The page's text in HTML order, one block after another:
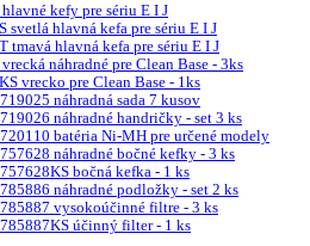
kefy pre sériu E I J
svetlá hlavná kefa pre sériu E I J
tmavá hlavná kefa pre sériu E I J
náhradné pre Clean Base - 3ks
vrecko pre Clean Base - 1ks
náhradná sada 7 kusov
náhradné handričky - set 3 ks
batéria Ni-MH pre určené modely
náhradné bočné kefky - 3 ks
bočná kefka - 1 ks
náhradné podložky - set 2 ks
vysokoúčinné filtre - 3 ks
účinný filter - 1 ks